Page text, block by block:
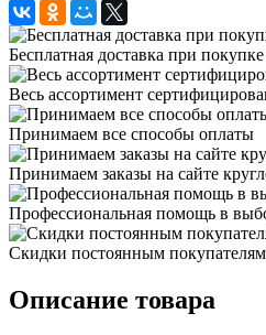
Бесплатная доставка при
Весь ассортимент
Принимаем все способы оплаты
Принимаем заказы на сайте
Профессиональная помощь в
Скидки постоянным покупателям
Описание товара